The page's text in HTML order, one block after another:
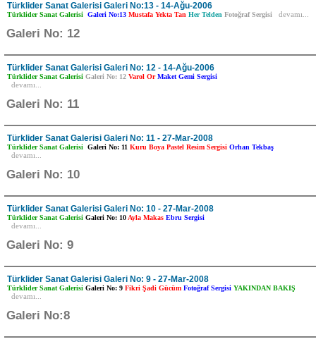
Türklider Sanat Galerisi Galeri No:13 - 14-Ağu-2006
Türklider Sanat Galerisi Galeri No:13 Mustafa Yekta Tan Her Telden Fotoğraf Sergisi devamı...
Galeri No: 12
Türklider Sanat Galerisi Galeri No: 12 - 14-Ağu-2006
Türklider Sanat Galerisi Galeri No: 12 Varol OrMaket Gemi Sergisi
devamı...
Galeri No: 11
Türklider Sanat Galerisi Galeri No: 11 - 27-Mar-2008
Türklider Sanat Galerisi Galeri No: 11 Kuru Boya Pastel Resim Sergisi Orhan Tekbaş
devamı...
Galeri No: 10
Türklider Sanat Galerisi Galeri No: 10 - 27-Mar-2008
Türklider Sanat Galerisi Galeri No: 10 Ayla Makas Ebru Sergisi
devamı...
Galeri No: 9
Türklider Sanat Galerisi Galeri No: 9 - 27-Mar-2008
Türklider Sanat Galerisi Galeri No: 9 Fikri Şadi Gücüm Fotoğraf Sergisi YAKINDAN BAKIŞ
devamı...
Galeri No:8